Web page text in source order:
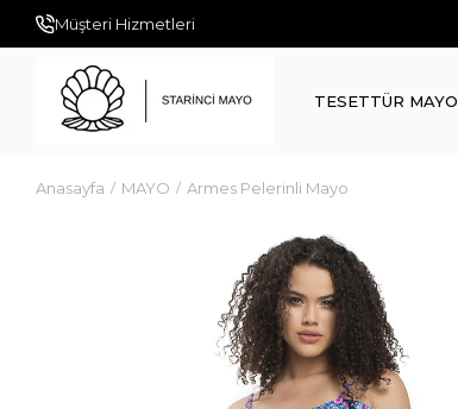
Müşteri Hizmetleri
TESETTÜR MAYO
Anasayfa MAYO Armes Pelerinli Mayo